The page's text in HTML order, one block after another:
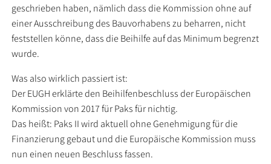
geschrieben haben, nämlich dass die Kommission ohne auf
einer Ausschreibung des Bauvorhabens zu beharren, nicht
feststellen könne, dass die Beihilfe auf das Minimum begrenzt
wurde.
Was also wirklich passiert ist:
Der EUGH erklärte den Beihilfenbeschluss der Europäischen
Kommission von 2017 für Paks für nichtig.
Das heißt: Paks II wird aktuell ohne Genehmigung für die
Finanzierung gebaut und die Europäische Kommission muss
nun einen neuen Beschluss fassen.